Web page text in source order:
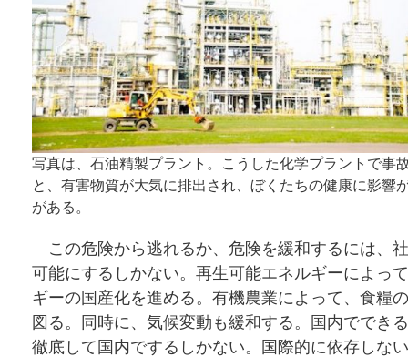
写真は、石油精製プラント。こうした化学プラントで事
と、有害物質が大気に排出され、ぼくたちの健康に影響
がある。
この危険から逃れるか、危険を緩和するには、
可能にするしかない。再生可能エネルギーによっ
ギーの国産化を進める。有機農業によって、食糧
図る。同時に、気候変動も緩和する。国内ででき
徹底して国内でするしかない。国際的に依存しな